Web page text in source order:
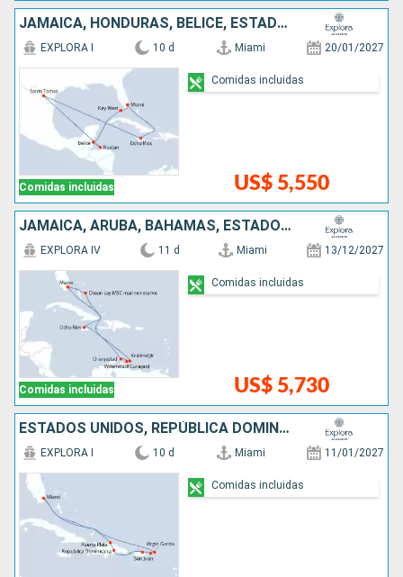
JAMAICA, HONDURAS, BELICE, ESTADOS UNIDOS
Comidas incluidas
EXPLORA I 10 d Miami 20/01/2027
US$ 5,550
Comidas incluidas
JAMAICA, ARUBA, BAHAMAS, ESTADOS UNIDOS
Comidas incluidas
EXPLORA IV 11 d Miami 13/12/2027
US$ 5,730
Comidas incluidas
ESTADOS UNIDOS, REPÚBLICA DOMINICANA, PUERTO RICO
EXPLORA I 10 d Miami 11/01/2027
Comidas incluidas